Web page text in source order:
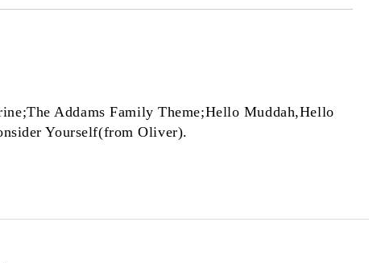
Addams Family Theme;Hello Muddah,Hello
Yourself(from Oliver).